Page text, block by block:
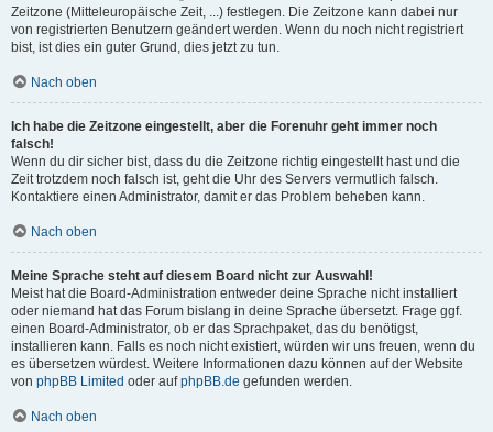
Zeitzone (Mitteleuropäische Zeit, ...) festlegen. Die Zeitzone kann dabei nur
von registrierten Benutzern geändert werden. Wenn du noch nicht registriert
bist, ist dies ein guter Grund, dies jetzt zu tun.
Nach oben
Ich habe die Zeitzone eingestellt, aber die Forenuhr geht immer noch
falsch!
Wenn du dir sicher bist, dass du die Zeitzone richtig eingestellt hast und die
Zeit trotzdem noch falsch ist, geht die Uhr des Servers vermutlich falsch.
Kontaktiere einen Administrator, damit er das Problem beheben kann.
Nach oben
Meine Sprache steht auf diesem Board nicht zur Auswahl!
Meist hat die Board-Administration entweder deine Sprache nicht installiert
oder niemand hat das Forum bislang in deine Sprache übersetzt. Frage ggf.
einen Board-Administrator, ob er das Sprachpaket, das du benötigst,
installieren kann. Falls es noch nicht existiert, würden wir uns freuen, wenn du
es übersetzen würdest. Weitere Informationen dazu können auf der Website
von phpBB Limited oder aufphpBB.de gefunden werden.
Nach oben